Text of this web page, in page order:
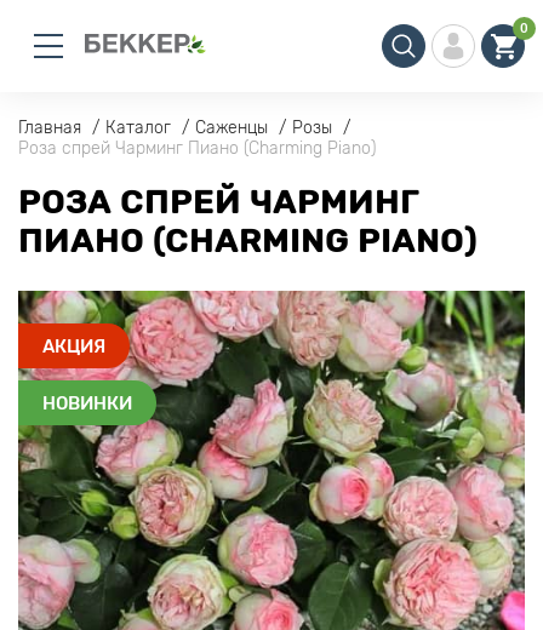
0
Главная Каталог Саженцы
Розы
Роза спрей Чарминг Пиано (Сharming Piano)
РОЗА СПРЕЙ ЧАРМИНГ
ПИАНО (СHARMING PIANO)
АКЦИЯ
НОВИНКИ